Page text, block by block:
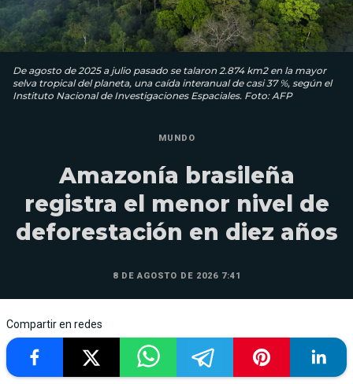
De agosto de 2025 a julio pasado se talaron 2.874 km2 en la mayor
selva tropical del planeta, una caída interanual de casi 37 %, según el
Instituto Nacional de Investigaciones Espaciales. Foto: AFP
MUNDO
Amazonía brasileña
registra el menor nivel de
deforestación en diez años
8 DE AGOSTO DE 2026 7:41
Compartir en redes